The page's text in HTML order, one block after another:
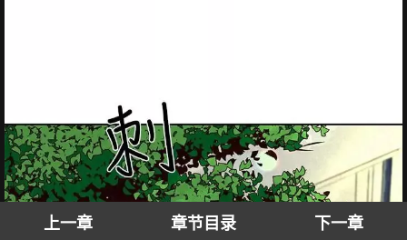
上一章 章节目录 下一章